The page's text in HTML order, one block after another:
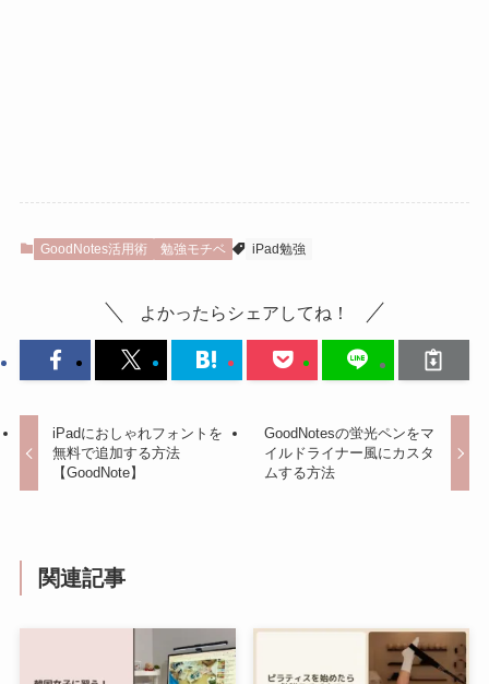
GoodNotes活用術 勉強モチベ iPad勉強
よかったらシェアしてね！
iPadにおしゃれフォントを
無料で追加する方法
【GoodNote】
GoodNotesの蛍光ペンをマ
イルドライナー風にカスタ
ムする方法
関連記事